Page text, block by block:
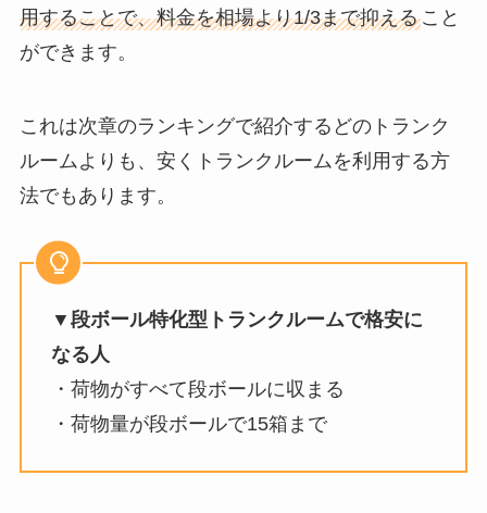
用することで、料金を相場より1/3まで抑えること
ができます。
これは次章のランキングで紹介するどのトランク
ルームよりも、安くトランクルームを利用する方
法でもあります。
▼段ボール特化型トランクルームで格安に
なる人
・荷物がすべて段ボールに収まる
・荷物量が段ボールで15箱まで